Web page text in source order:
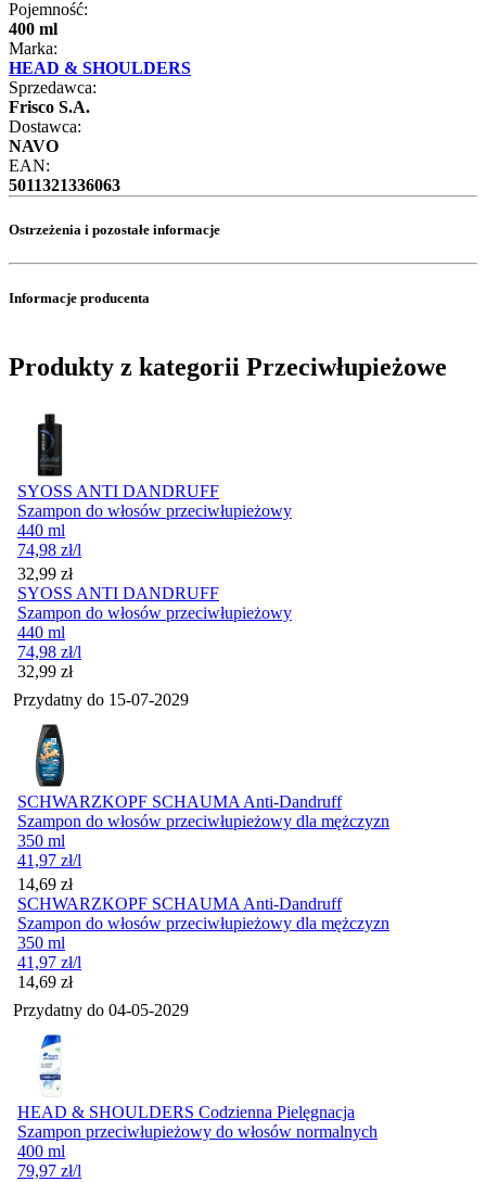
Pojemność:
400 ml
Marka:
HEAD & SHOULDERS
Sprzedawca:
Frisco S.A.
Dostawca:
NAVO
EAN:
5011321336063
Ostrzeżenia i pozostałe informacje
Informacje producenta
Produkty z kategorii Przeciwłupieżowe
SYOSS ANTI DANDRUFF
Szampon do włosów przeciwłupieżowy
440 ml
74,98 zł/l
Cena
32,99 zł
SYOSS ANTI DANDRUFF
Szampon do włosów przeciwłupieżowy
440 ml
74,98 zł/l
Cena
32,99 zł
Przydatny do 15-07-2029
SCHWARZKOPF SCHAUMA Anti-Dandruff
Szampon do włosów przeciwłupieżowy dla mężczyzn
350 ml
41,97 zł/l
Cena
14,69 zł
SCHWARZKOPF SCHAUMA Anti-Dandruff
Szampon do włosów przeciwłupieżowy dla mężczyzn
350 ml
41,97 zł/l
Cena
14,69 zł
Przydatny do 04-05-2029
HEAD & SHOULDERS Codzienna Pielęgnacja
Szampon przeciwłupieżowy do włosów normalnych
400 ml
79,97 zł/l